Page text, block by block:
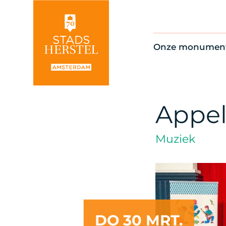
Onze
Thema’s
Muziek
DO 30 MRT.